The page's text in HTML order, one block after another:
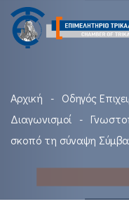
Αρχική Οδηγός
Διαγωνισμοί
σκοπό τη σύναψη